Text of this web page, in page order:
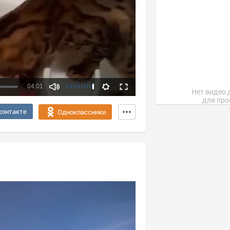
Качество:
360p
720p
04:01
Одноклассники
Нет видео
для